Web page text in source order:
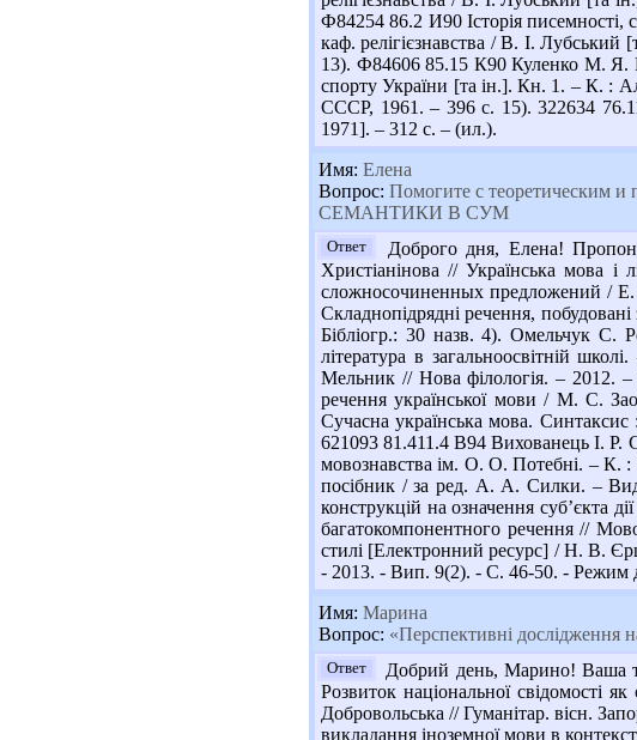
Ф84254 86.2 И90 Історія писемності,
каф. релігієзнавства / В. І.
13). Ф84606 85.15 К90 Куленко М. Я.
спорту України [та ін.]. Кн. 1. – К. :
СССР, 1961. – 396 с. 15). 322634
1971]. – 312 с. – (ил.).
Имя: Елена
Вопрос: Помогите с
СЕМАНТИКИ В СУМ
Ответ
Доброго дня, Елена!
Христіанінова // Українська мова
сложносочиненных предложений / Е.
Складнопідрядні речення,
Бібліогр.: 30 назв. 4). Омельчук С.
література в загальноосвітній
Мельник // Нова філологія. – 2012.
речення української мови / М. С.
Сучасна українська мова.
621093 81.411.4 В94 Вихованець І. Р.
мовознавства ім. О. О. Потебні. – К. :
посібник / за ред. А. А. Силки. –
конструкцій на означення суб’єкта
багатокомпонентного речення //
стилі [Електронний ресурс] / Н. В.
- 2013. - Вип. 9(2). - С. 46-50. - Режим
Имя: Марина
Вопрос: «Перспективні дослідження
Ответ
Добрий день, Марино! Ваша
Розвиток національної свідомості
Добровольська // Гуманітар. вісн.
викладання іноземної мови в